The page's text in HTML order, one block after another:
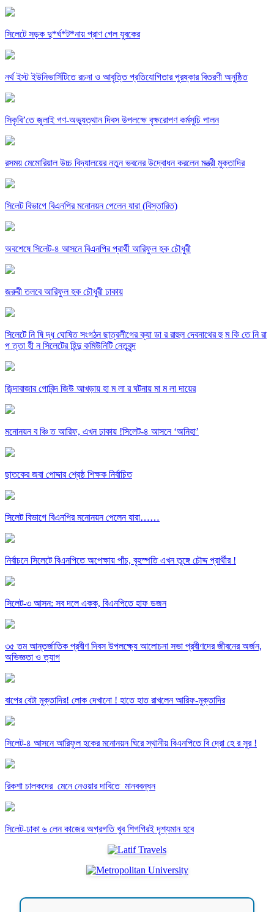
সিলেটে সড়ক দু*র্ঘ*ট*নায় প্রাণ গেল যুবকের
নর্থ ইস্ট ইউনিভার্সিটিতে রচনা ও আবৃত্তি প্রতিযোগিতার পুরষ্কার বিতরণী অনুষ্ঠিত
সিকৃবি’তে জুলাই গণ-অভ্যুত্থান দিবস উপলক্ষে বৃক্ষরোপণ কর্মসুচি পালন
রসময় মেমোরিয়াল উচ্চ বিদ্যালয়ের নতুন ভবনের উদ্বোধন করলেন মন্ত্রী মুক্তাদির
সিলেট বিভাগে বিএনপির মনোনয়ন পেলেন যারা (বিস্তারিত)
অবশেষে সিলেট-৪ আসনে বিএনপির প্রার্থী আরিফুল হক চৌধুরী
জরুরী তলবে আরিফুল হক চৌধুরী ঢাকায়
সিলেটে নি ষি দ্ধ ঘোষিত সংগঠন ছাত্রলীগের ক্যা ডা র রাহুল দেবনাথের হু ম কি তে নি রা
প ত্তা হী ন সিলেটের হিন্দু কমিউনিটি নেতৃবৃন্দ
জিন্দাবাজার গোবিন্দ জিউ আখড়ায় হা ম লা র ঘটনায় মা ম লা দায়ের
মনোনয়ন ব ঞ্চি ত আরিফ, এখন ঢাকায় !সিলেট-৪ আসনে ‘অনিহা’
ছাতকের জবা পোদ্দার শ্রেষ্ঠ শিক্ষক নির্বাচিত
সিলেট বিভাগে বিএনপির মনোনয়ন পেলেন যারা……
নির্বাচনে সিলেটে বিএনপিতে অপেক্ষায় পাঁচ, বৃহস্পতি এখন তুঙ্গে চৌদ্দ প্রার্থীর !
সিলেট-৩ আসন: সব দলে একক, বিএনপিতে হাফ ডজন
৩৫ তম আন্তর্জাতিক প্রবীণ দিবস উপলক্ষ্যে আলোচনা সভা প্রবীণদের জীবনের অর্জন,
অভিজ্ঞতা ও ত্যাগ
বাপের বেটা মুক্তাদির! লোক দেখানো ! হাতে হাত রাখলেন আরিফ-মুক্তাদির
সিলেট-৪ আসনে আরিফুল হকের মনোনয়ন ঘিরে স্থানীয় বিএনপিতে বি দ্রো হে র সুর !
রিকশা চালকদের মেনে নেওয়ার দাবিতে মানববন্ধন
সিলেট-ঢাকা ৬ লেন কাজের অগ্রগতি খুব শিগগিরই দৃশ্যমান হবে